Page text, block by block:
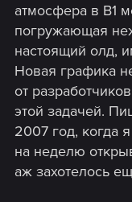
атмосфера в В1
погружающая
настоящий олд,
Новая графика
от
этой задачей.
2007 год, когда
на неделю
аж захотелось